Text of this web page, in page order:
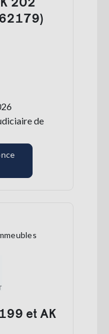
de
et AK